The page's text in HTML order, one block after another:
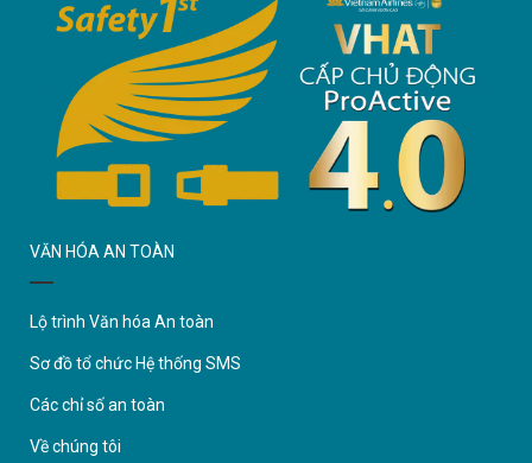
VĂN HÓA AN TOÀN
Lộ trình Văn hóa An toàn
Sơ đồ tổ chức Hệ thống SMS
Các chỉ số an toàn
Về chúng tôi